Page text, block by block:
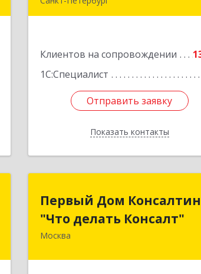
Клиентов на сопровождении
1С:Специалист
Отправить заявку
Показать контакты
Отправить заявку
Назад
Первый Дом
"Что делать Консалт"
Москва
Первый Дом
"Что делать
127083, Москва г, Мишина ул,